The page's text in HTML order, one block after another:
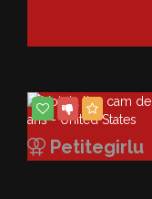
Publicité Publicité
Petitegirlu